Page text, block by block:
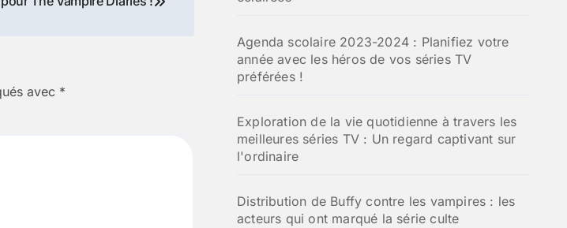
avec *
Agenda scolaire 2023-2024 : Planifiez votre
année avec les héros de vos séries TV
préférées !
Exploration de la vie quotidienne à travers les
meilleures séries TV : Un regard captivant sur
l'ordinaire
Distribution de Buffy contre les vampires : les
acteurs qui ont marqué la série culte